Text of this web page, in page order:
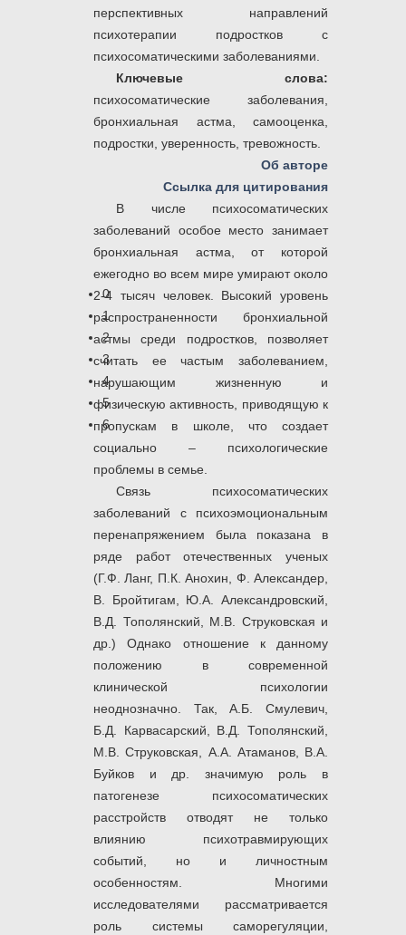
0
1
2
3
4
5
6
перспективных направлений
психотерапии подростков с
психосоматическими заболеваниями.
Ключевые слова:
психосоматические заболевания,
бронхиальная астма, самооценка,
подростки, уверенность, тревожность.
Об авторе
Ссылка для цитирования
В числе психосоматических
заболеваний особое место занимает
бронхиальная астма, от которой
ежегодно во всем мире умирают около
2-4 тысяч человек. Высокий уровень
распространенности бронхиальной
астмы среди подростков, позволяет
считать ее частым заболеванием,
нарушающим жизненную и
физическую активность, приводящую к
пропускам в школе, что создает
социально – психологические
проблемы в семье.
Связь психосоматических
заболеваний с психоэмоциональным
перенапряжением была показана в
ряде работ отечественных ученых
(Г.Ф. Ланг, П.К. Анохин, Ф. Александер,
В. Бройтигам, Ю.А. Александровский,
В.Д. Тополянский, М.В. Струковская и
др.) Однако отношение к данному
положению в современной
клинической психологии
неоднозначно. Так, А.Б. Смулевич,
Б.Д. Карвасарский, В.Д. Тополянский,
М.В. Струковская, А.А. Атаманов, В.А.
Буйков и др. значимую роль в
патогенезе психосоматических
расстройств отводят не только
влиянию психотравмирующих
событий, но и личностным
особенностям. Многими
исследователями рассматривается
роль системы саморегуляции,